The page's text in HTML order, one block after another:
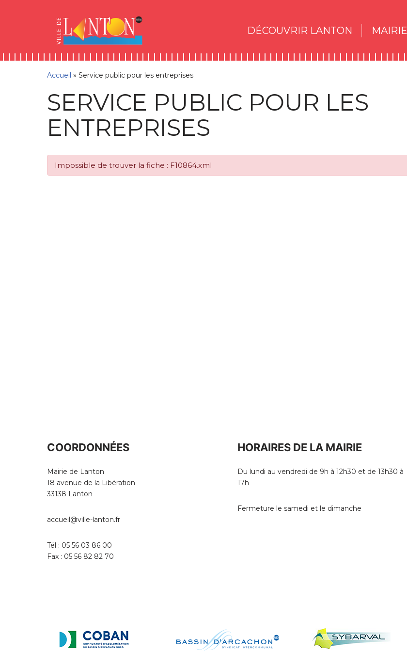
DÉCOUVRIR LANTON MAIRIE
Accueil » Service public pour les entreprises
SERVICE PUBLIC POUR LES
ENTREPRISES
Impossible de trouver la fiche : F10864.xml
COORDONNÉES
Mairie de Lanton
18 avenue de la Libération
33138 Lanton
accueil@ville-lanton.fr
Tél : 05 56 03 86 00
Fax : 05 56 82 82 70
HORAIRES DE LA MAIRIE
Du lundi au vendredi de 9h à 12h30 et de 13h30 à
17h
Fermeture le samedi et le dimanche